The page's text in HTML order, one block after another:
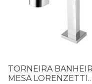
TORNEIRA
MESA LORENZETTI